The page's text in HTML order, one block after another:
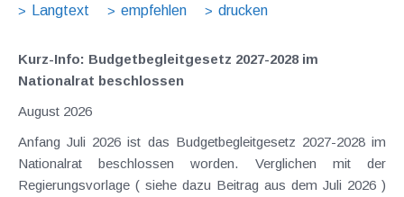
Langtext
empfehlen drucken
Kurz-Info: Budgetbegleitgesetz 2027-2028 im
Nationalrat beschlossen
August 2026
Anfang Juli 2026 ist das Budgetbegleitgesetz 2027-2028 im
Nationalrat beschlossen worden. Verglichen mit der
Regierungsvorlage ( siehe dazu Beitrag aus dem Juli 2026 )